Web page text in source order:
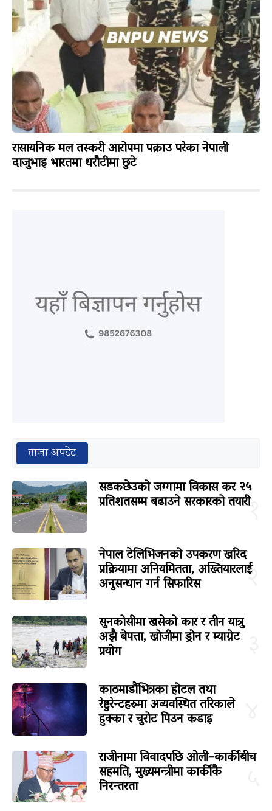
रासायनिक मल तस्करी आरोपमा पक्राउ परेका नेपाली
दाजुभाइ भारतमा धरौटीमा छुटे
ताजा अपडेट
१
सडकछेउको जग्गामा विकास कर २५
प्रतिशतसम्म बढाउने सरकारको तयारी
२
नेपाल टेलिभिजनको उपकरण खरिद
प्रक्रियामा अनियमितता, अख्तियारलाई
अनुसन्धान गर्न सिफारिस
सुनकोसीमा खसेको कार र तीन यात्रु
अझै बेपत्ता, खोजीमा ड्रोन र म्याग्नेट
प्रयोग
काठमाडौंभित्रका होटल तथा
रेष्टुरेन्टहरुमा अव्यवस्थित तरिकाले
हुक्का र चुरोट पिउन कडाइ
राजीनामा विवादपछि ओली–कार्कीबीच
सहमति, मुख्यमन्त्रीमा कार्कीकै
निरन्तरता